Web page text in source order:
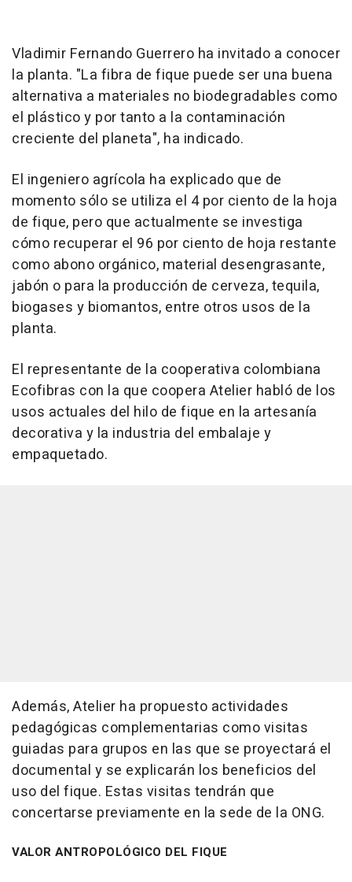
Vladimir Fernando Guerrero ha invitado a conocer
la planta. "La fibra de fique puede ser una buena
alternativa a materiales no biodegradables como
el plástico y por tanto a la contaminación
creciente del planeta", ha indicado.
El ingeniero agrícola ha explicado que de
momento sólo se utiliza el 4 por ciento de la hoja
de fique, pero que actualmente se investiga
cómo recuperar el 96 por ciento de hoja restante
como abono orgánico, material desengrasante,
jabón o para la producción de cerveza, tequila,
biogases y biomantos, entre otros usos de la
planta.
El representante de la cooperativa colombiana
Ecofibras con la que coopera Atelier habló de los
usos actuales del hilo de fique en la artesanía
decorativa y la industria del embalaje y
empaquetado.
Además, Atelier ha propuesto actividades
pedagógicas complementarias como visitas
guiadas para grupos en las que se proyectará el
documental y se explicarán los beneficios del
uso del fique. Estas visitas tendrán que
concertarse previamente en la sede de la ONG.
VALOR ANTROPOLÓGICO DEL FIQUE